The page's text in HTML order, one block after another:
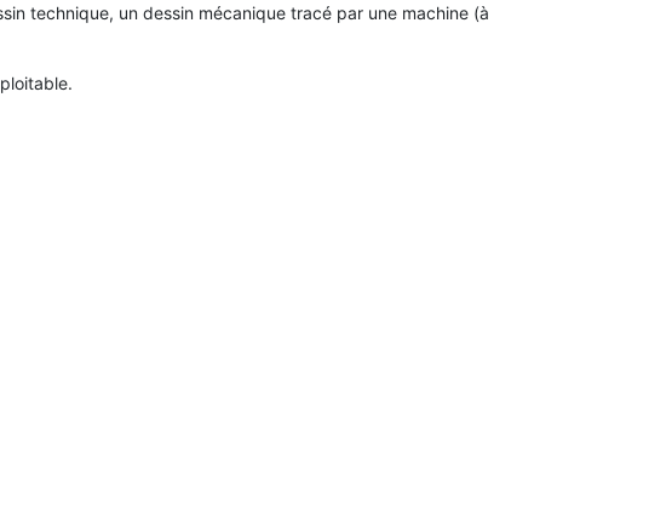
technique, un dessin mécanique tracé par une machine (à